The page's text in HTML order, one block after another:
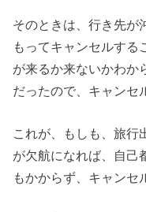
そのときは、行き先が
もってキャンセルする
が来るか来ないかわか
だったので、キャンセ
これが、もしも、旅行
が欠航になれば、自己
もかからず、キャンセ